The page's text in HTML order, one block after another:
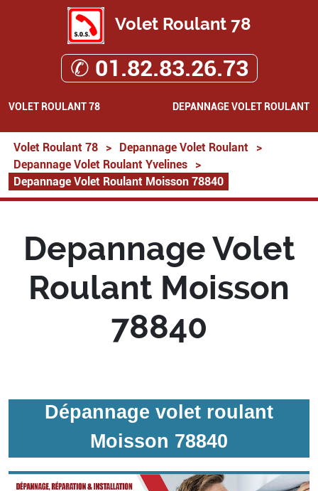
Volet Roulant 78
✆ 01.82.83.26.73
VOLET ROULANT 78 DEPANNAGE VOLET ROULANT
Volet Roulant 78 > Depannage Volet Roulant
>
Depannage Volet Roulant Yvelines
>
Depannage Volet Roulant Moisson 78840
Depannage Volet
Roulant Moisson
78840
Dépannage volet roulant
Moisson 78840